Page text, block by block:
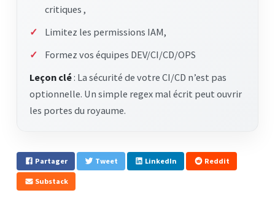
critiques ,
Limitez les permissions IAM,
Formez vos équipes DEV/CI/CD/OPS
Leçon clé: La sécurité de votre CI/CD n’est pas
optionnelle. Un simple regex mal écrit peut ouvrir
les portes du royaume.
Partager Tweet LinkedIn Reddit
Substack